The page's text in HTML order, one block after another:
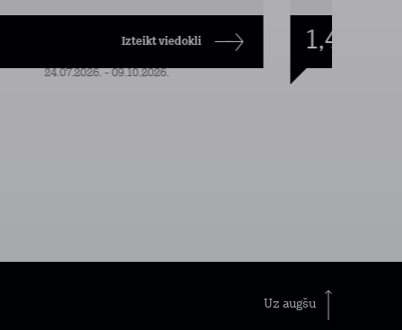
Izteikt viedokli
24.07.2026. - 09.10.2026.
1,49
Uz augšu